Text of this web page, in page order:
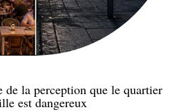
de la perception que le quartier
est dangereux